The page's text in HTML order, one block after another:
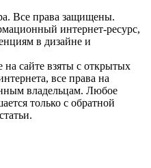
Все права защищены.
интернет-ресурс,
в дизайне и
сайте взяты с открытых
все права на
владельцам. Любое
только с обратной